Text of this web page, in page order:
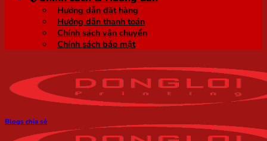
Hướng dẫn đặt hàng
Hướng dẫn thanh toán
Chính sách vận chuyển
Chính sách bảo mật
Blogs chia sẻ